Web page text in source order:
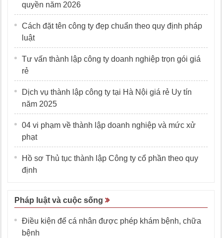
quyền năm 2026
Cách đặt tên công ty đẹp chuẩn theo quy định pháp
luật
Tư vấn thành lập công ty doanh nghiệp trọn gói giá
rẻ
Dịch vụ thành lập công ty tại Hà Nội giá rẻ Uy tín
năm 2025
04 vi phạm về thành lập doanh nghiệp và mức xử
phạt
Hồ sơ Thủ tục thành lập Công ty cổ phần theo quy
định
Pháp luật và cuộc sống
Điều kiện để cá nhân được phép khám bệnh, chữa
bệnh